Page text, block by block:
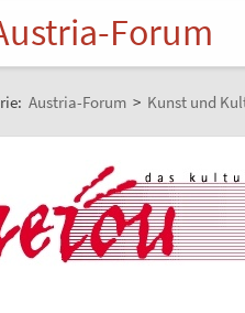
Forum
Austria-Forum > Kunst und